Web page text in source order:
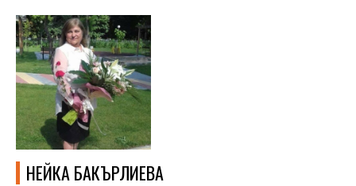
НЕЙКА БАКЪРЛИЕВА